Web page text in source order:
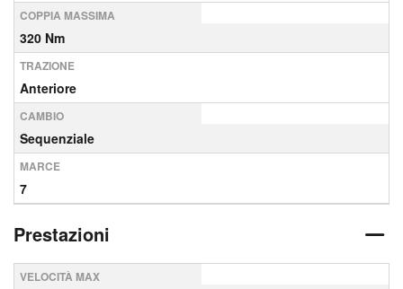
COPPIA MASSIMA
320 Nm
TRAZIONE
Anteriore
CAMBIO
Sequenziale
MARCE
7
Prestazioni
VELOCITÀ MAX